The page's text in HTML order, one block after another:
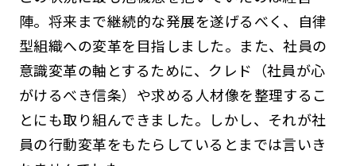
陣。将来まで継続的な発展を遂げるべく、自律
型組織への変革を目指しました。また、社員の
意識変革の軸とするために、クレド（社員が心
がけるべき信条）や求める人材像を整理するこ
とにも取り組んできました。しかし、それが社
員の行動変革をもたらしているとまでは言いき